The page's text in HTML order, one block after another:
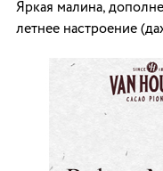
Яркая малина,
летнее настроение